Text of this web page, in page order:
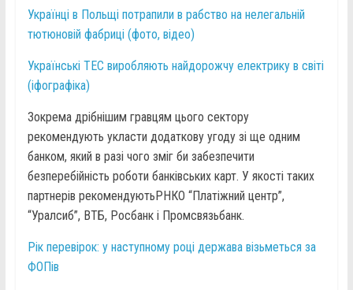
Українці в Польщі потрапили в рабство на нелегальній
тютюновій фабриці (фото, відео)
Українські ТЕС виробляють найдорожчу електрику в світі
(іфографіка)
Зокрема дрібнішим гравцям цього сектору
рекомендують укласти додаткову угоду зі ще одним
банком, який в разі чого зміг би забезпечити
безперебійність роботи банківських карт. У якості таких
партнерів рекомендуютьРНКО “Платіжний центр”,
“Уралсиб”, ВТБ, Росбанк і Промсвязьбанк.
Рік перевірок: у наступному році держава візьметься за
ФОПів